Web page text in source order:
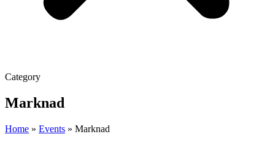
Category
Marknad
Home » Events » Marknad